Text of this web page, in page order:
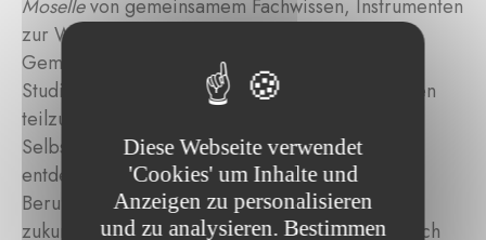
Mosellevon gemeinsamem Fachwissen, Instrumenten
zur Wirkungsmessung und einer starken
Gemeinschaft erfahrener Praktiker:innen. Die
Studierenden erhalten die Möglichkeit, an Kursen
teilzunehmen, die darauf abzielen, ihr
Selbstvertrauen zu stärken, Berufungen zu
entdecken und realistische Perspektiven für
Berufsberatung oder berufliches Engagement in
zukunftsträchtigen, gesellschaftlich und ökologisch
Diese Webseite verwendet
'Cookies' um Inhalte und
Anzeigen zu personalisieren
und zu analysieren. Bestimmen